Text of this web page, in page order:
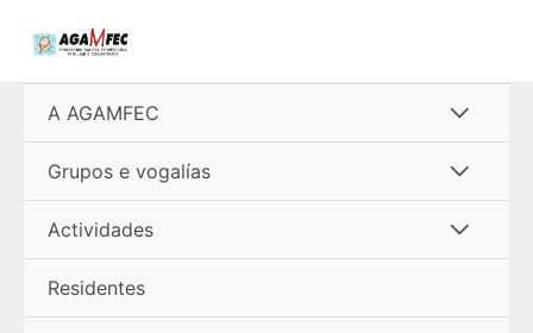
A AGAMFEC
menú
Grupos e vogalías
menú
Actividades
Residentes